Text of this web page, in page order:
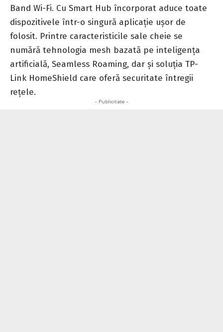
Band Wi-Fi. Cu Smart Hub încorporat aduce toate
dispozitivele într-o singură aplicație ușor de
folosit. Printre caracteristicile sale cheie se
numără tehnologia mesh bazată pe inteligența
artificială, Seamless Roaming, dar și soluția TP-
Link HomeShield care oferă securitate întregii
rețele.
- Publicitate -